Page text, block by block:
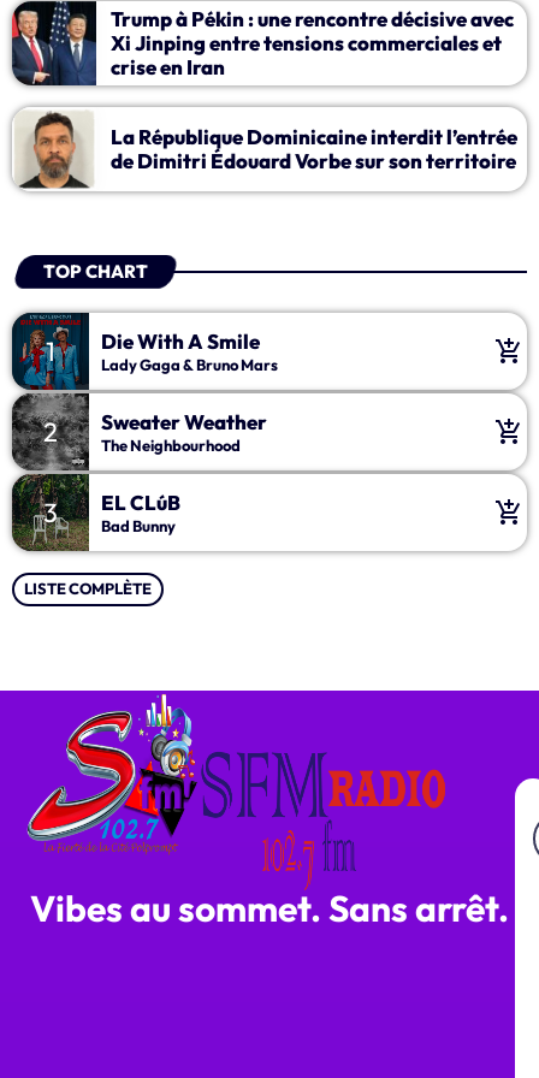
Trump à Pékin : une rencontre décisive avec
Xi Jinping entre tensions commerciales et
crise en Iran
La République Dominicaine interdit l’entrée
de Dimitri Édouard Vorbe sur son territoire
TOP CHART
1 Die With A Smile
Lady Gaga & Bruno Mars add_shopping_cart
2 Sweater Weather
The Neighbourhood add_shopping_cart
3 EL CLúB
Bad Bunny add_shopping_cart
LISTE COMPLÈTE
Vibes au sommet. Sans arrêt.